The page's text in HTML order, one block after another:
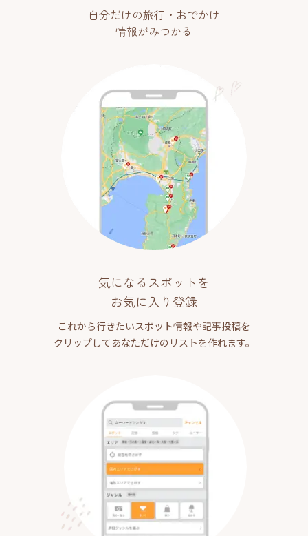
自分だけの旅行・おでかけ
情報がみつかる
気になるスポットを
お気に入り登録
これから行きたいスポット情報や記事投稿を
クリップしてあなただけのリストを作れます。